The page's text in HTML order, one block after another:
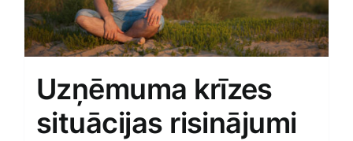
Uzņēmuma krīzes
situācijas risinājumi